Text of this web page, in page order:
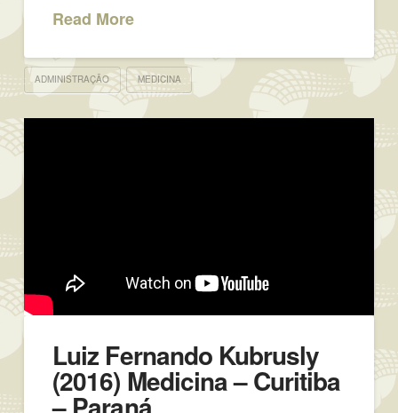
Read More
ADMINISTRAÇÃO MEDICINA
Luiz Fernando Kubrusly
(2016) Medicina – Curitiba